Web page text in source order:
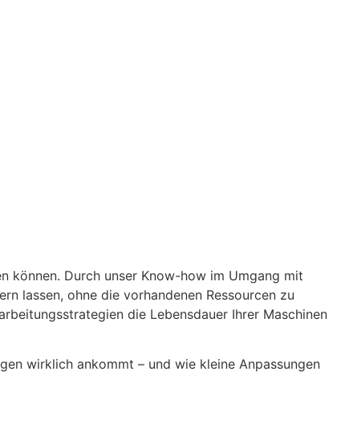
können. Durch unser Know-how im Umgang mit
lassen, ohne die vorhandenen Ressourcen zu
die Lebensdauer Ihrer Maschinen
wirklich ankommt – und wie kleine Anpassungen